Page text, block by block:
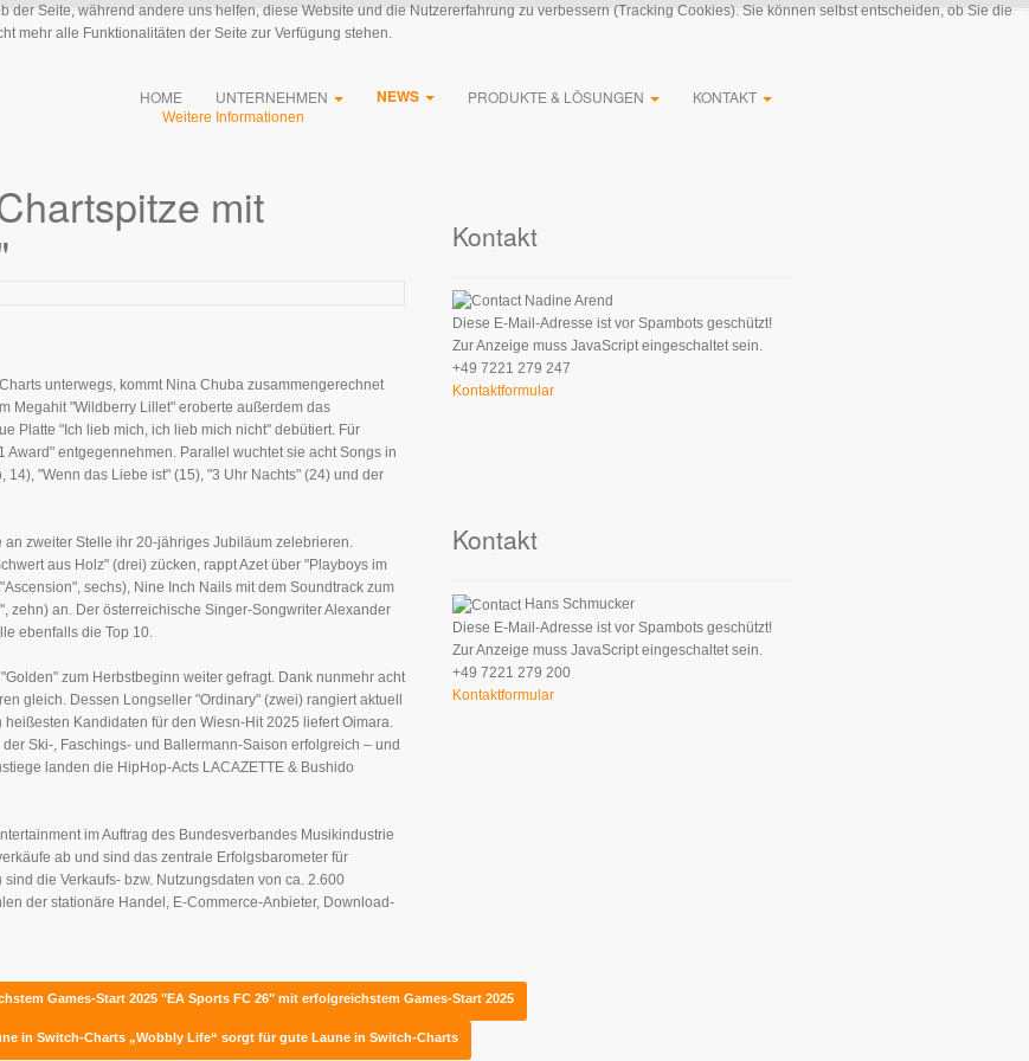
HOME UNTERNEHMEN NEWS PRODUKTE & LÖSUNGEN KONTAKT
mit
unterwegs, kommt Nina Chuba zusammengerechnet
Megahit "Wildberry Lillet" eroberte außerdem das
Platte "Ich lieb mich, ich lieb mich nicht" debütiert. Für
entgegennehmen. Parallel wuchtet sie acht Songs in
"Wenn das Liebe ist" (15), "3 Uhr Nachts" (24) und der
zweiter Stelle ihr 20-jähriges Jubiläum zelebrieren.
aus Holz" (drei) zücken, rappt Azet über "Playboys im
sechs), Nine Inch Nails mit dem Soundtrack zum
zehn) an. Der österreichische Singer-Songwriter Alexander
ebenfalls die Top 10.
zum Herbstbeginn weiter gefragt. Dank nunmehr acht
gleich. Dessen Longseller "Ordinary" (zwei) rangiert aktuell
Kandidaten für den Wiesn-Hit 2025 liefert Oimara.
Ski-, Faschings- und Ballermann-Saison erfolgreich – und
landen die HipHop-Acts LACAZETTE & Bushido
im Auftrag des Bundesverbandes Musikindustrie
ab und sind das zentrale Erfolgsbarometer für
die Verkaufs- bzw. Nutzungsdaten von ca. 2.600
der stationäre Handel, E-Commerce-Anbieter, Download-
Games-Start 2025 "EA Sports FC 26" mit erfolgreichstem Games-Start 2025
in Switch-Charts „Wobbly Life“ sorgt für gute Laune in Switch-Charts
Kontakt
Nadine Arend
Diese E-Mail-Adresse ist vor Spambots geschützt!
Zur Anzeige muss JavaScript eingeschaltet sein.
+49 7221 279 247
Kontaktformular
Kontakt
Hans Schmucker
Diese E-Mail-Adresse ist vor Spambots geschützt!
Zur Anzeige muss JavaScript eingeschaltet sein.
+49 7221 279 200
Kontaktformular
Seite, während andere uns helfen, diese Website und die Nutzererfahrung zu verbessern (Tracking Cookies). Sie können selbst entscheiden, ob Sie die
mehr alle Funktionalitäten der Seite zur Verfügung stehen.
Weitere Informationen